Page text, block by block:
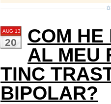
AUG 13
20
COM HE
AL MEU
TINC
BIPOLAR?